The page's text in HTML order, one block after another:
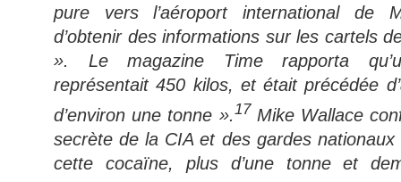
pure vers l’aéroport international de
d’obtenir des informations sur les cartels
». Le magazine Time rapporta
représentait 450 kilos, et était précédée
d’environ une tonne ».17 Mike Wallace
secrète de la CIA et des gardes
cette cocaïne, plus d’une tonne et